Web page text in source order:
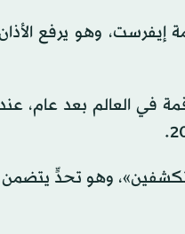
إيفرست، وهو يرفع
في العالم بعد عام،
وهو تحدٍّ